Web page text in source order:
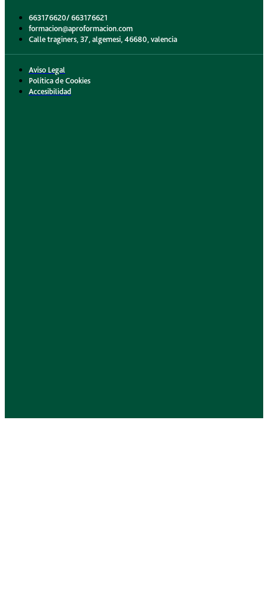
663176620/ 663176621
formacion@aproformacion.com
Calle traginers, 37, algemesi, 46680, valencia
Aviso Legal
Política de Cookies
Accesibilidad